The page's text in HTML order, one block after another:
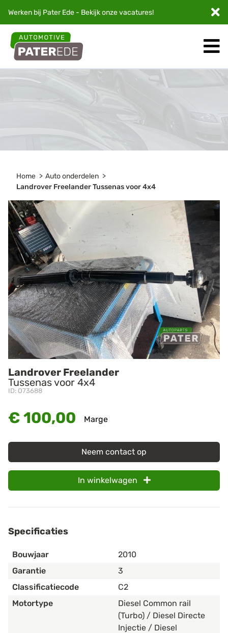
Werken bij Pater Ede - Bekijk onzevacatures!
Home
Auto onderdelen
Landrover Freelander Tussenas voor 4x4
Landrover Freelander
Tussenas voor 4x4
ID: O73688
€ 100,00 Marge
Neem contact op
In winkelwagen
Specificaties
Bouwjaar
2010
Garantie
3
Classificatiecode
C2
Motortype
Diesel Common rail
(Turbo) / Diesel Directe
Injectie / Diesel